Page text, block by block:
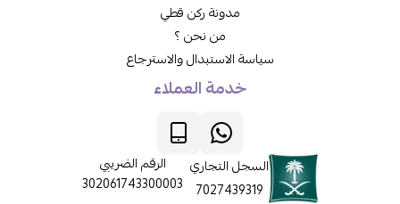
مدونة ركن قطي
من نحن ؟
سياسة الاستبدال والاسترجاع
خدمة العملاء
السجل التجاري
7027439319
الرقم الضريبي
302061743300003